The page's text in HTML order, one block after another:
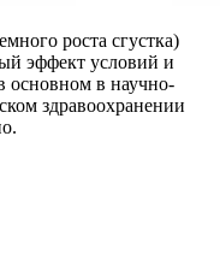
роста сгустка)
эффект условий и
основном в научно-
здравоохранении